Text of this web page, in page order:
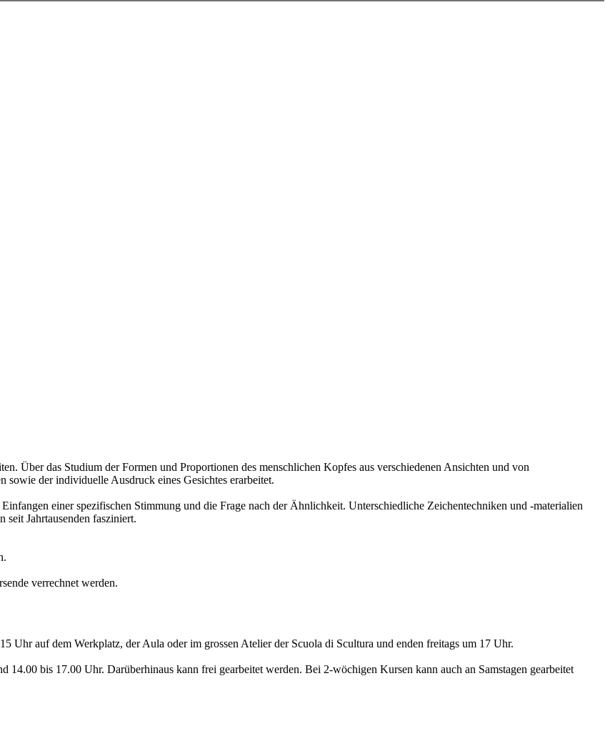
Über das Studium der Formen und Proportionen des menschlichen Kopfes aus verschiedenen Ansichten und von
der individuelle Ausdruck eines Gesichtes erarbeitet.
einer spezifischen Stimmung und die Frage nach der Ähnlichkeit. Unterschiedliche Zeichentechniken und -materialien
seit Jahrtausenden fasziniert.
verrechnet werden.
Uhr auf dem Werkplatz, der Aula oder im grossen Atelier der Scuola di Scultura und enden freitags um 17 Uhr.
bis 17.00 Uhr. Darüberhinaus kann frei gearbeitet werden. Bei 2-wöchigen Kursen kann auch an Samstagen gearbeitet